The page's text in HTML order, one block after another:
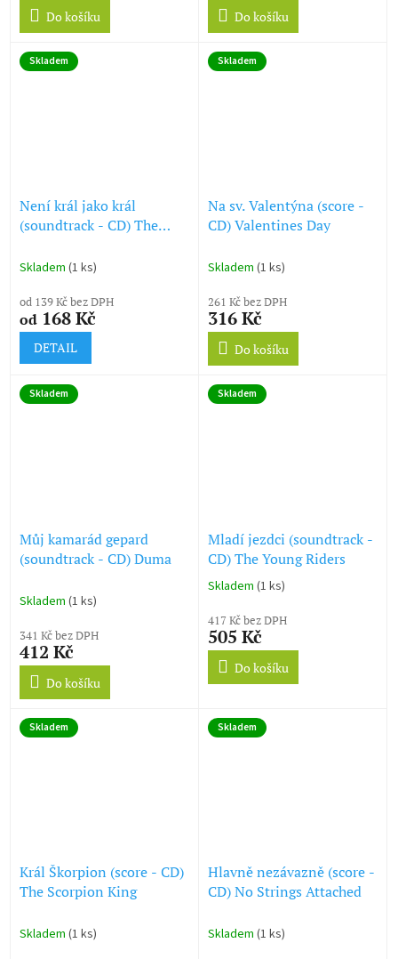
Do košíku Do košíku
Skladem
Není král jako král
(soundtrack - CD) The
Skladem (1 ks)
od 139 Kč bez DPH
od 168 Kč
DETAIL
Skladem
Na sv. Valentýna (score -
CD) Valentines Day
Skladem (1 ks)
261 Kč bez DPH
316 Kč
Do košíku
Skladem
Můj kamarád gepard
(soundtrack - CD) Duma
Skladem (1 ks)
341 Kč bez DPH
412 Kč
Do košíku
Skladem
Mladí jezdci (soundtrack -
CD) The Young Riders
Průměrné
produktu
je
5,0
5
Skladem (1 ks)
417 Kč bez DPH
505 Kč
Do košíku
Skladem
Král Škorpion (score - CD)
The Scorpion King
Skladem (1 ks)
Skladem
Hlavně nezávazně (score -
CD) No Strings Attached
Skladem (1 ks)